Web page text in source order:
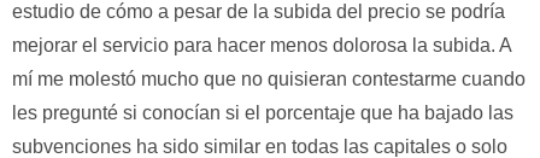
estudio de cómo a pesar de la subida del precio se podría
mejorar el servicio para hacer menos dolorosa la subida. A
mí me molestó mucho que no quisieran contestarme cuando
les pregunté si conocían si el porcentaje que ha bajado las
subvenciones ha sido similar en todas las capitales o solo